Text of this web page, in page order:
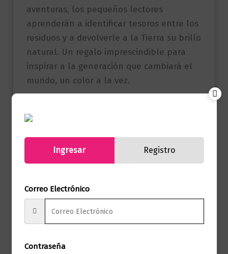
aventuras, los pequeños lectores
aprenderán a identificar tesoros entre los
residuos y a devolverle a la Tierra su brillo
natural. Un regalo imprescindible para
inspirar a la generación que cambiará el
mundo, un color a la vez.
Marca
Editorial Penguin
Páginas
Autor
(Marce la
Ingresar Registro
Correo Electrónico
Contraseña